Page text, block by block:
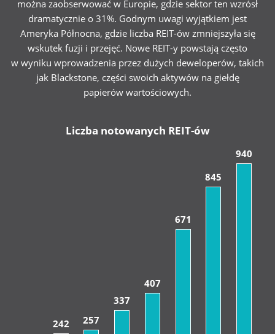
można zaobserwować w Europie, gdzie sektor ten wzrósł
dramatycznie o 31%. Godnym uwagi wyjątkiem jest
Ameryka Północna, gdzie liczba REIT-ów zmniejszyła się
wskutek fuzji i przejęć. Nowe REIT-y powstają często
w wyniku wprowadzenia przez dużych deweloperów, takich
jak Blackstone, części swoich aktywów na giełdę
papierów wartościowych.
Liczba notowanych REIT-ów
242 257
337
407
671
845
940